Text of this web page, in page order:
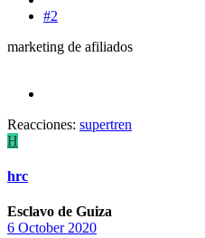
#2
marketing de afiliados
Reacciones: supertren
H
hrc
Esclavo de Guiza
6 October 2020